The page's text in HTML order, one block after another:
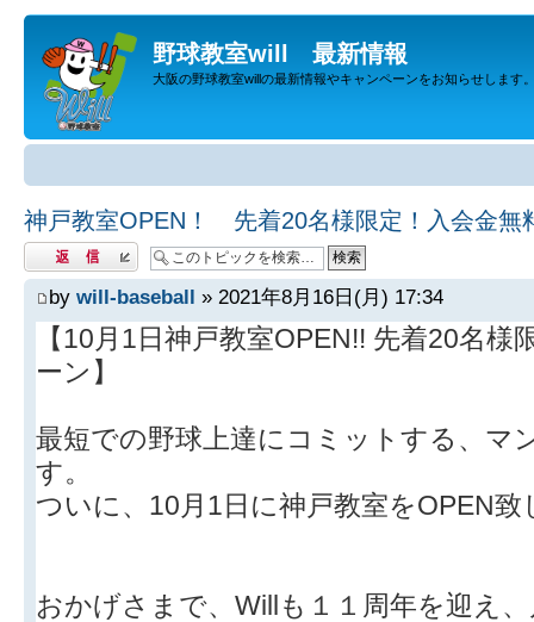
野球教室will 最新情報
大阪の野球教室willの最新情報やキャンペーンをお知らせします
神戸教室OPEN！ 先着20名様限定！入会金無
返信する
by will-baseball » 2021年8月16日(月) 17:34
【10月1日神戸教室OPEN!! 先着20名
ーン】
最短での野球上達にコミットする、マ
す。
ついに、10月1日に神戸教室をOPEN致
おかげさまで、Willも１１周年を迎え